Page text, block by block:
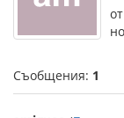
от
Съобщения: 1